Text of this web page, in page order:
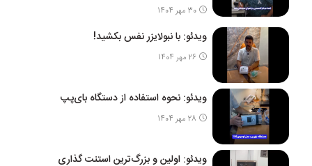
30 مهر 1404
ویدئو: با نبولایزر نفس بکشید!
26 مهر 1404
ویدئو: نحوه استفاده از دستگاه بای‌پپ
28 مهر 1404
ویدئو: اولین و بزرگ‌ترین استنت گذاری